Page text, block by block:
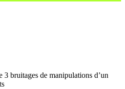
3 bruitages de manipulations d’un